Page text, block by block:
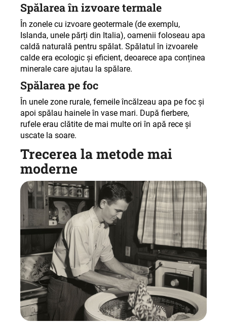
Spălarea în izvoare termale
În zonele cu izvoare geotermale (de exemplu,
Islanda, unele părți din Italia), oamenii foloseau apa
caldă naturală pentru spălat. Spălatul în izvoarele
calde era ecologic și eficient, deoarece apa conținea
minerale care ajutau la spălare.
Spălarea pe foc
În unele zone rurale, femeile încălzeau apa pe foc și
apoi spălau hainele în vase mari. După fierbere,
rufele erau clătite de mai multe ori în apă rece și
uscate la soare.
Trecerea la metode mai
moderne